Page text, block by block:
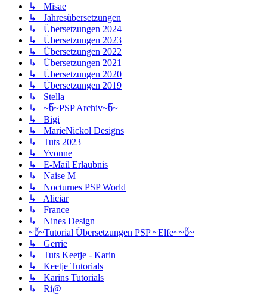
↳ Misae
↳ Jahresübersetzungen
↳ Übersetzungen 2024
↳ Übersetzungen 2023
↳ Übersetzungen 2022
↳ Übersetzungen 2021
↳ Übersetzungen 2020
↳ Übersetzungen 2019
↳ Stella
↳ ~წ~PSP Archiv~წ~
↳ Bigi
↳ MarieNickol Designs
↳ Tuts 2023
↳ Yvonne
↳ E-Mail Erlaubnis
↳ Naise M
↳ Nocturnes PSP World
↳ Aliciar
↳ France
↳ Nines Design
~წ~Tutorial Übersetzungen PSP ~Elfe~~წ~
↳ Gerrie
↳ Tuts Keetje - Karin
↳ Keetje Tutorials
↳ Karins Tutorials
↳ Ri@